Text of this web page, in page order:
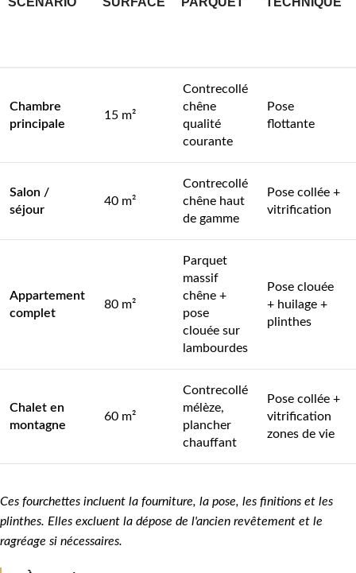
Chambre
principale
15 m²
Contrecollé
chêne
qualité
courante
Pose
flottante
Salon /
séjour
40 m²
Contrecollé
chêne haut
de gamme
Pose collée +
vitrification
Appartement
complet
80 m²
Parquet
massif
chêne +
pose
clouée sur
lambourdes
Pose clouée
+ huilage +
plinthes
Chalet en
montagne
60 m²
Contrecollé
mélèze,
plancher
chauffant
Pose collée +
vitrification
zones de vie
Ces fourchettes incluent la fourniture, la pose, les finitions et les
plinthes. Elles excluent la dépose de l'ancien revêtement et le
ragréage si nécessaires.